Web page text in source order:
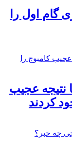
گام اول را
نتیجه عجیب
کردند